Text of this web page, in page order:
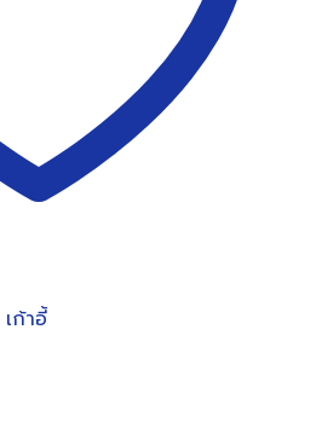
เก้าอี้